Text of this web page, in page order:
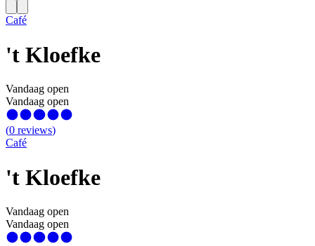
Café
't Kloefke
Vandaag open
Vandaag open
(0 reviews)
Café
't Kloefke
Vandaag open
Vandaag open